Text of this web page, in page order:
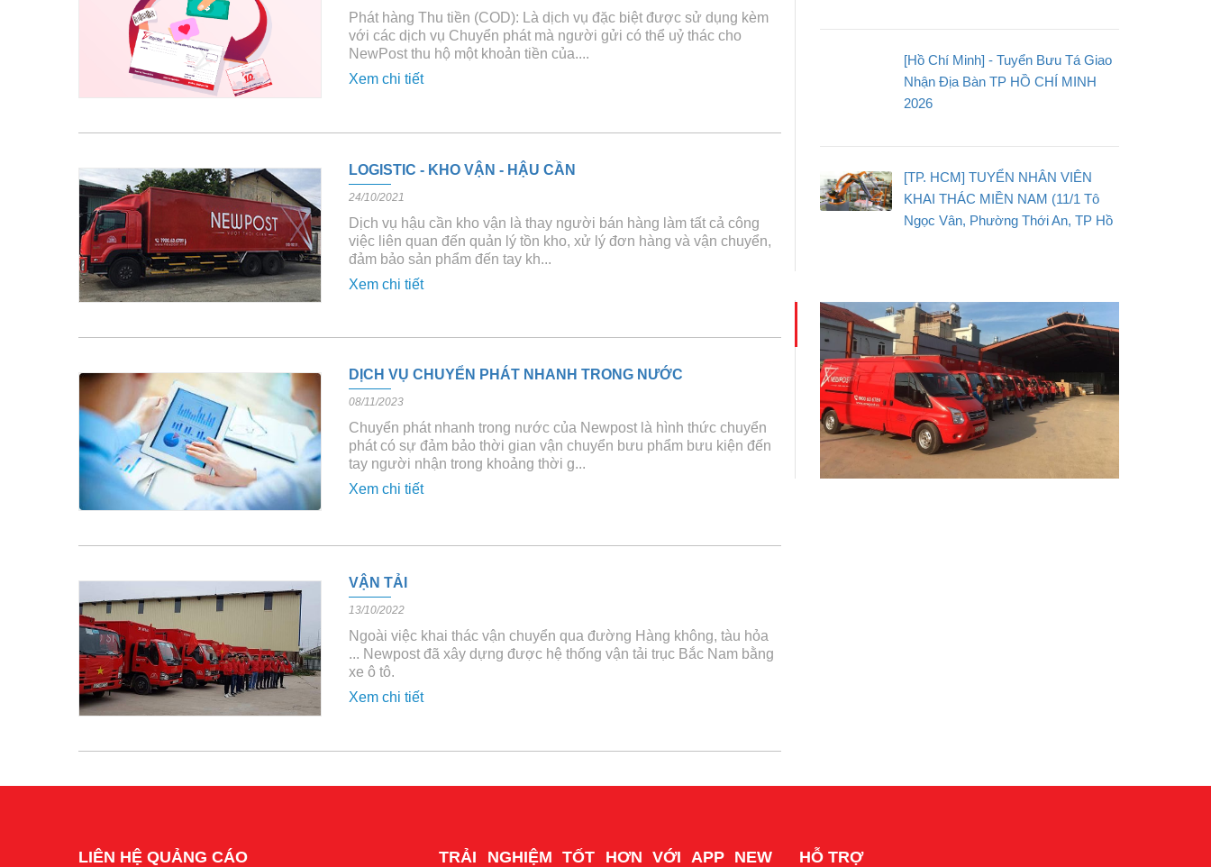
Phát hàng Thu tiền (COD): Là dịch vụ đặc biệt được sử dụng kèm
với các dịch vụ Chuyển phát mà người gửi có thể uỷ thác cho
NewPost thu hộ một khoản tiền của....
Xem chi tiết
LOGISTIC - KHO VẬN - HẬU CẦN
24/10/2021
Dịch vụ hậu cần kho vận là thay người bán hàng làm tất cả công
việc liên quan đến quản lý tồn kho, xử lý đơn hàng và vận chuyển,
đảm bảo sản phẩm đến tay kh...
Xem chi tiết
DỊCH VỤ CHUYỂN PHÁT NHANH TRONG NƯỚC
08/11/2023
Chuyển phát nhanh trong nước của Newpost là hình thức chuyển
phát có sự đảm bảo thời gian vận chuyển bưu phẩm bưu kiện đến
tay người nhận trong khoảng thời g...
Xem chi tiết
VẬN TẢI
13/10/2022
Ngoài việc khai thác vận chuyển qua đường Hàng không, tàu hỏa
... Newpost đã xây dựng được hệ thống vận tải trục Bắc Nam bằng
xe ô tô.
Xem chi tiết
[Hồ Chí Minh] - Tuyển Bưu Tá Giao
Nhận Địa Bàn TP HỒ CHÍ MINH
2026
[TP. HCM] TUYỂN NHÂN VIÊN
KHAI THÁC MIỀN NAM (11/1 Tô
Ngọc Vân, Phường Thới An, TP Hồ
LIÊN HỆ QUẢNG CÁO
TRẢI NGHIỆM TỐT HƠN VỚI APP NEW
HỖ TRỢ